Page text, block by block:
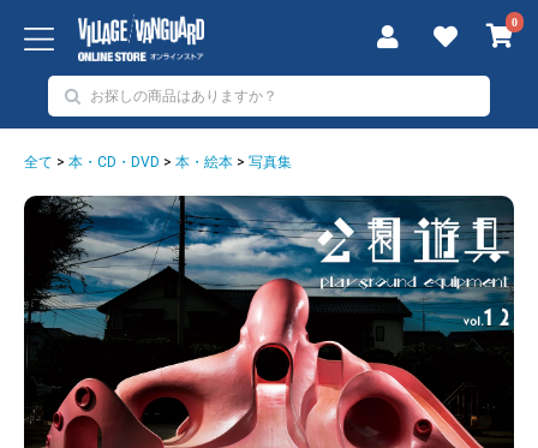
0
全て > 本・CD・DVD > 本・絵本 > 写真集